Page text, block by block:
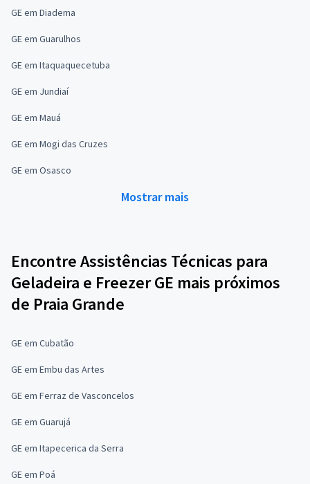
GE em Diadema
GE em Guarulhos
GE em Itaquaquecetuba
GE em Jundiaí
GE em Mauá
GE em Mogi das Cruzes
GE em Osasco
Mostrar mais
Encontre Assistências Técnicas para
Geladeira e Freezer GE mais próximos
de Praia Grande
GE em Cubatão
GE em Embu das Artes
GE em Ferraz de Vasconcelos
GE em Guarujá
GE em Itapecerica da Serra
GE em Poá